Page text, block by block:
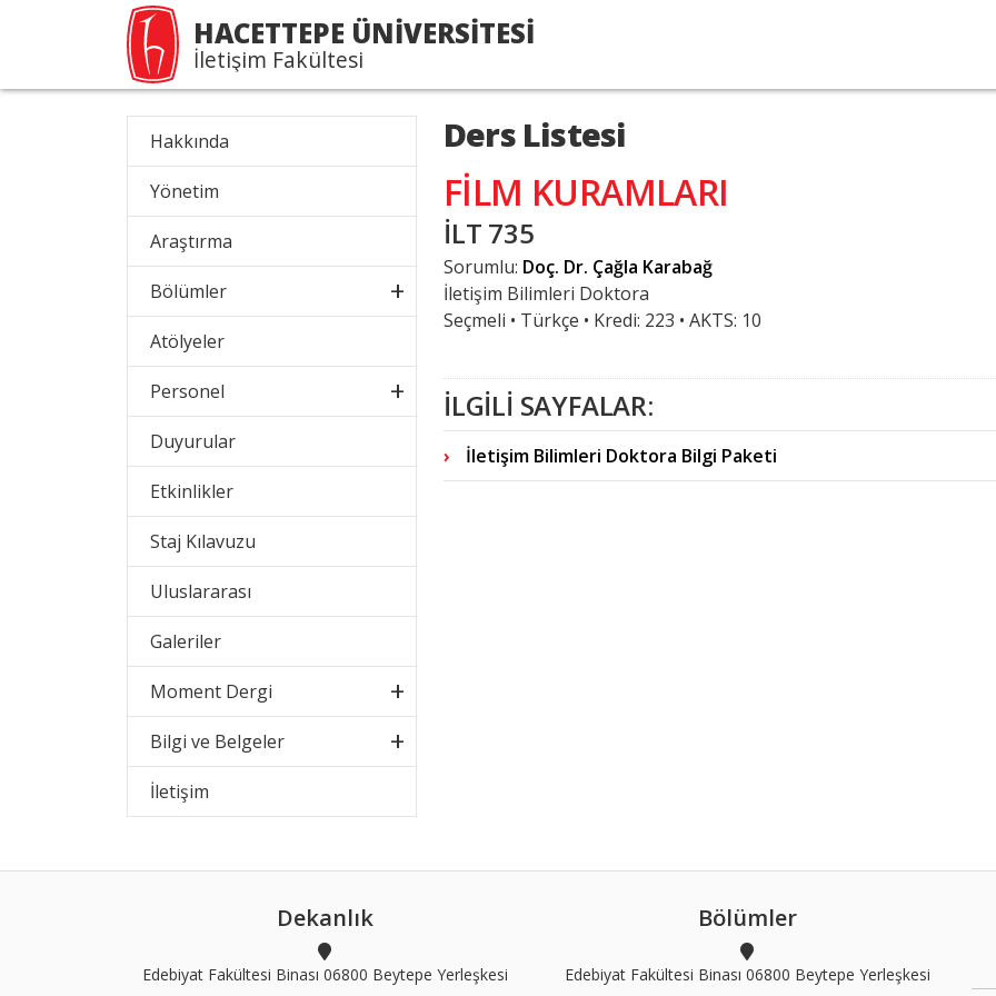
HACETTEPE ÜNİVERSİTESİ
İletişim Fakültesi
Hakkında
Yönetim
Araştırma
Bölümler
Atölyeler
Personel
Duyurular
Etkinlikler
Staj Kılavuzu
Uluslararası
Galeriler
Moment Dergi
Bilgi ve Belgeler
İletişim
Ders Listesi
FİLM KURAMLARI
İLT 735
Sorumlu: Doç. Dr. Çağla Karabağ
İletişim Bilimleri Doktora
Seçmeli • Türkçe • Kredi: 223 • AKTS: 10
İLGİLİ SAYFALAR:
İletişim Bilimleri Doktora Bilgi Paketi
Dekanlık
Edebiyat Fakültesi Binası 06800 Beytepe Yerleşkesi
Bölümler
Edebiyat Fakültesi Binası 06800 Beytepe Yerleşkesi